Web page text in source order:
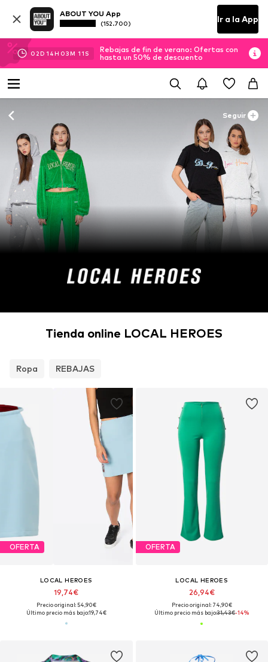
ABOUT YOU App
(152.700) Ir a la App
02D 14H 03M 10 S
Rebajas de fin de verano: Ofertas con
hasta un 50% de descuento
Seguir
Tienda online LOCAL HEROES
Ropa REBAJAS
OFERTA
LOCAL HEROES
19,74€
Precio original: 54,90€
Último precio más bajo:19,74€
OFERTA
LOCAL HEROES
26,94€
Precio original: 74,90€
Último precio más bajo:31,43€-14%